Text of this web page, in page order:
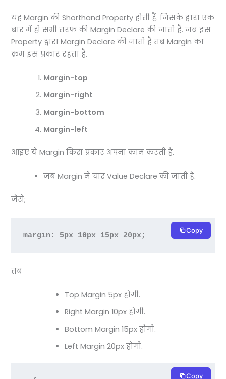
यह Margin की Shorthand Property होती हैं. जिसके द्वारा एक
बार में ही सभी तरफ की Margin Declare की जाती हैं. जब इस
Property द्वारा Margin Declare की जाती हैं तब Margin का
क्रम इस प्रकार रहता हैं.
Margin-top
Margin-right
Margin-bottom
Margin-left
आइए ये Margin किस प्रकार अपना काम करती हैं.
जब Margin में चार Value Declare की जाती है.
जैसे;
margin: 5px 10px 15px 20px;
Copy
तब
Top Margin 5px होगी.
Right Margin 10px होगी.
Bottom Margin 15px होगी.
Left Margin 20px होगी.
Copy